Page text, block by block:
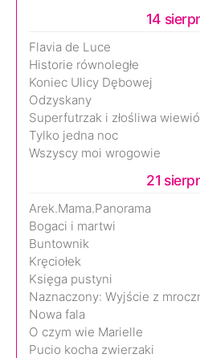
14
Flavia de Luce
Historie równoległe
Koniec Ulicy Dębowej
Odzyskany
Superfutrzak i złośliwa
Tylko jedna noc
Wszyscy moi wrogowie
21
Arek.Mama.Panorama
Bogaci i martwi
Buntownik
Kręciołek
Księga pustyni
Naznaczony: Wyjście z
Nowa fala
O czym wie Marielle
Pucio kocha zwierzaki